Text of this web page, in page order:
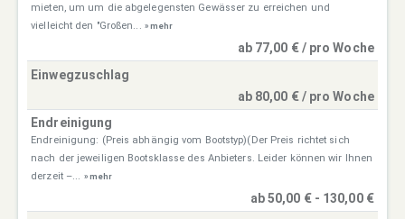
mieten, um um die abgelegensten Gewässer zu erreichen und
vielleicht den "Großen... » mehr
ab 77,00 € / pro Woche
Einwegzuschlag
ab 80,00 € / pro Woche
Endreinigung
Endreinigung: (Preis abhängig vom Bootstyp)(Der Preis richtet sich
nach der jeweiligen Bootsklasse des Anbieters. Leider können wir Ihnen
derzeit –... » mehr
ab 50,00 € - 130,00 €